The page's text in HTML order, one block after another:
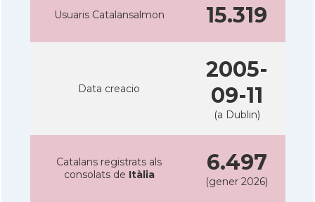
Usuaris Catalansalmon 15.319
Data creacio
2005-
09-11
(a Dublin)
Catalans registrats als
consolats de Itàlia 6.497
(gener 2026)